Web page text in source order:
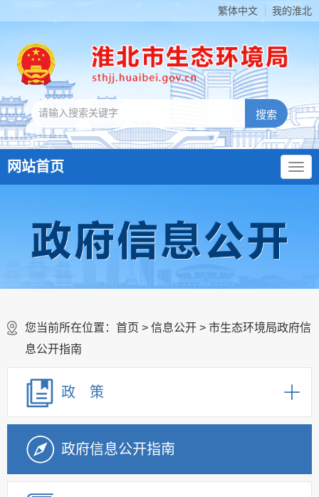
繁体中文 我的淮北
网站首页
您当前所在位置： 首页 > 信息公开 > 市生态环境局政府信
息公开指南
政 策
政府信息公开指南